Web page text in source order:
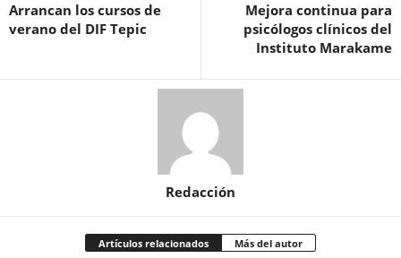
Arrancan los cursos de
verano del DIF Tepic
Mejora continua para
psicólogos clínicos del
Instituto Marakame
Redacción
Artículos relacionados Más del autor